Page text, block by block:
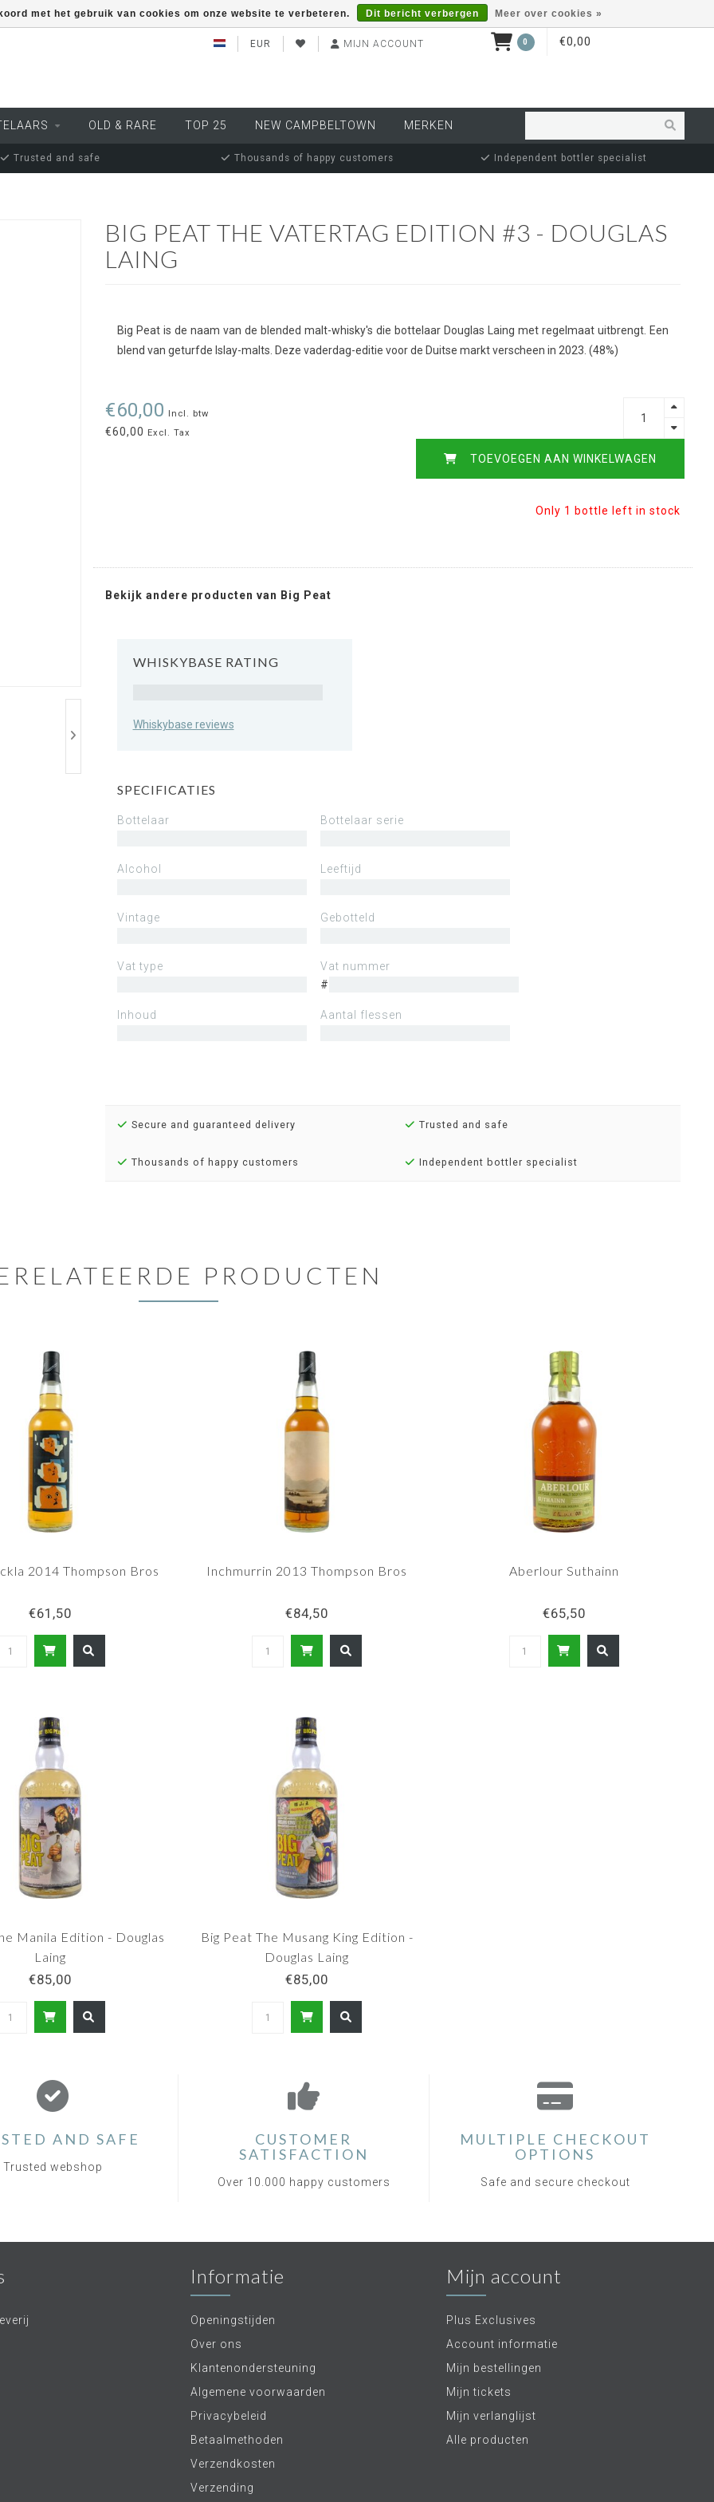
EUR MIJN ACCOUNT 0 €0,00
OLD & RARE TOP 25 NEW CAMPBELTOWN MERKEN
Trusted and safe Thousands of happy customers Independent bottler specialist
BIG PEAT THE VATERTAG EDITION #3 - DOUGLAS
LAING
Big Peat is de naam van de blended malt-whisky's die bottelaar Douglas Laing met regelmaat uitbrengt. Een
blend van geturfde Islay-malts. Deze vaderdag-editie voor de Duitse markt verscheen in 2023. (48%)
€60,00 Incl. btw
€60,00 Excl. Tax
TOEVOEGEN AAN WINKELWAGEN
Only 1 bottle left in stock
Bekijk andere producten van Big Peat
WHISKYBASE RATING
Whiskybase reviews
SPECIFICATIES
Bottelaar Bottelaar serie
Alcohol Leeftijd
Vintage Gebotteld
Vat type
Vat nummer
#
Inhoud Aantal flessen
Secure and guaranteed delivery Trusted and safe
Thousands of happy customers Independent bottler specialist
PRODUCTEN
2014 Thompson Bros
€61,50
Inchmurrin 2013 Thompson Bros
€84,50
Aberlour Suthainn
€65,50
Manila Edition - Douglas
Laing
€85,00
Big Peat The Musang King Edition -
Douglas Laing
€85,00
met het gebruik van cookies om onze website te verbeteren. Dit bericht verbergen Meer over cookies »
AND SAFE
Trusted webshop
CUSTOMER
SATISFACTION
Over 10.000 happy customers
MULTIPLE CHECKOUT
OPTIONS
Safe and secure checkout
Informatie
Openingstijden
Over ons
Klantenondersteuning
Algemene voorwaarden
Privacybeleid
Betaalmethoden
Verzendkosten
Verzending
Mijn account
Plus Exclusives
Account informatie
Mijn bestellingen
Mijn tickets
Mijn verlanglijst
Alle producten